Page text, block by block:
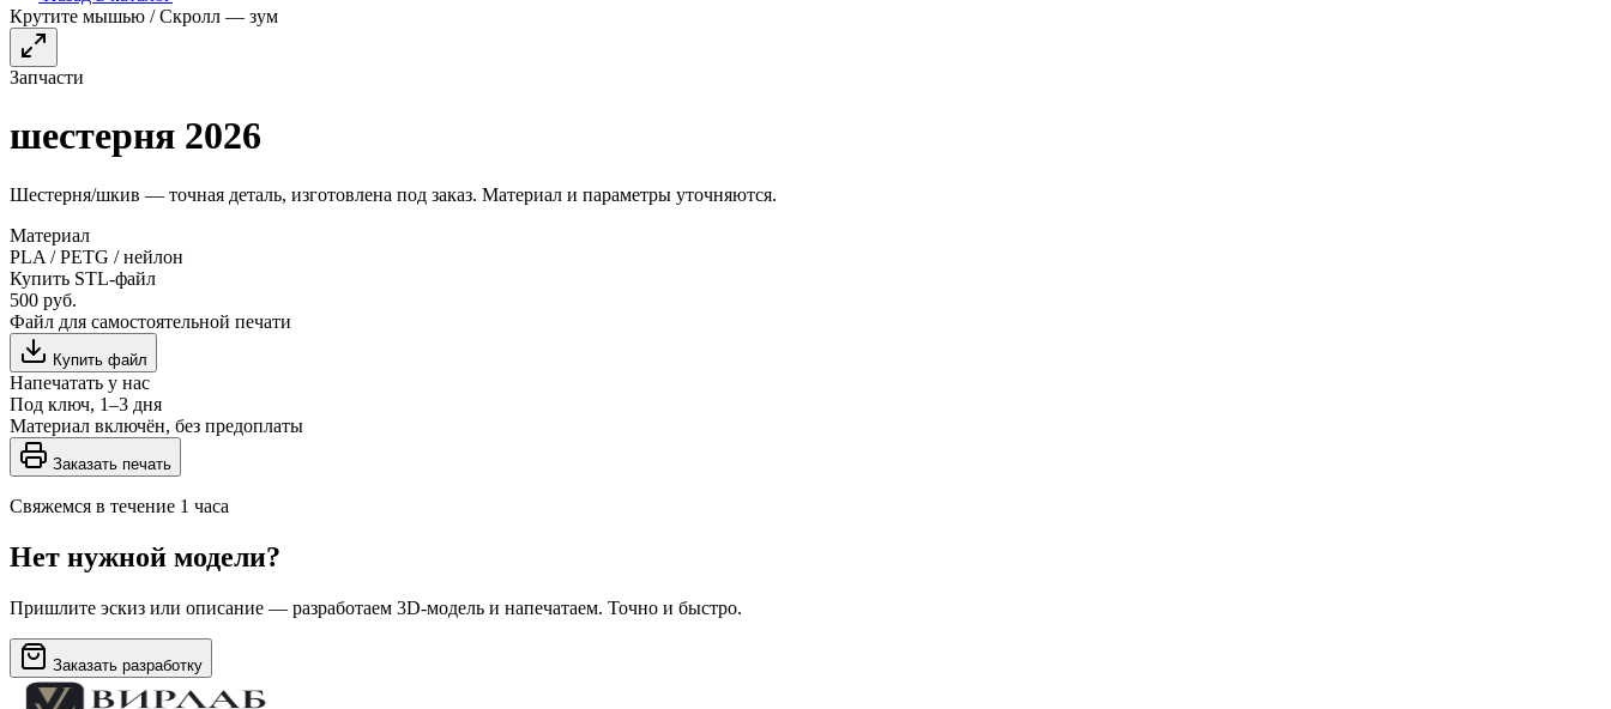
Крутите мышью / Скролл — зум
Запчасти
шестерня 2026
Шестерня/шкив — точная деталь, изготовлена под заказ. Материал и параметры уточняются.
Материал
PLA / PETG / нейлон
Купить STL-файл
500 руб.
Файл для самостоятельной печати
Купить файл
Напечатать у нас
Под ключ, 1–3 дня
Материал включён, без предоплаты
Заказать печать
Свяжемся в течение 1 часа
Нет нужной модели?
Пришлите эскиз или описание — разработаем 3D-модель и напечатаем. Точно и быстро.
Заказать разработку